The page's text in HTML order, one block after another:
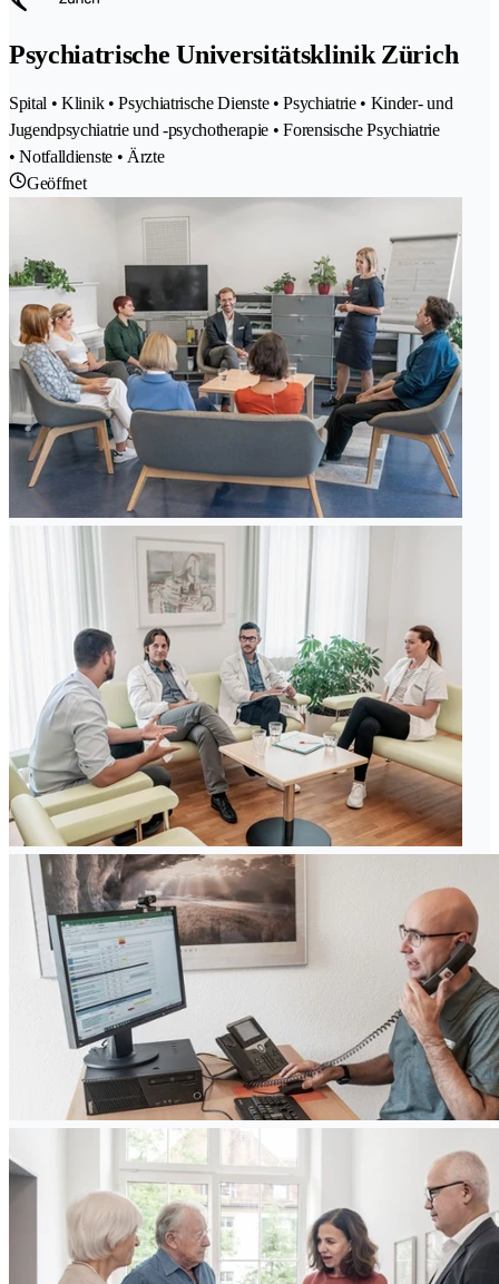
Psychiatrische Universitätsklinik Zürich
Spital • Klinik • Psychiatrische Dienste • Psychiatrie • Kinder- und
Jugendpsychiatrie und -psychotherapie • Forensische Psychiatrie
• Notfalldienste • Ärzte
Geöffnet